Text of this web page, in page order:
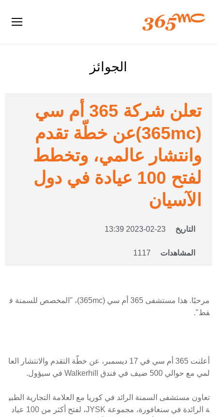
الجوائز
تعلن شركة 365 أم سي
(365mc)عن خطّة تقدم
وانتشار عالمي، وتخطط
لفتح 100 عيادة في دول
الآسيان
التاريخ 2023-02-23 13:39
المشاهدات 1117
مرحبًا. هذا مستشفى 365 أم سي (365mc)، "المخصص للسمنة ف
قط".
أعلنت 365 أم سي في 17 ديسمبر، عن خطّة التقدم والانتشار العا
لمي مع حوالي 500 ضيف في فندق Walkerhill في سيؤول.
تعاون مستشفى السمنة الرائد في كوريا مع العلامة التجارية الطبي
ة الرائدة في سنغافورة، مجموعة JYSK، لفتح أكثر من 100 عياد